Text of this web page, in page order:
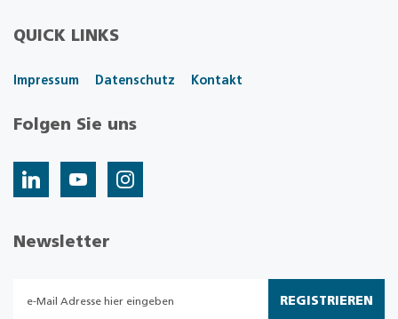
QUICK LINKS
Impressum Datenschutz Kontakt
Folgen Sie uns
Newsletter
REGISTRIEREN